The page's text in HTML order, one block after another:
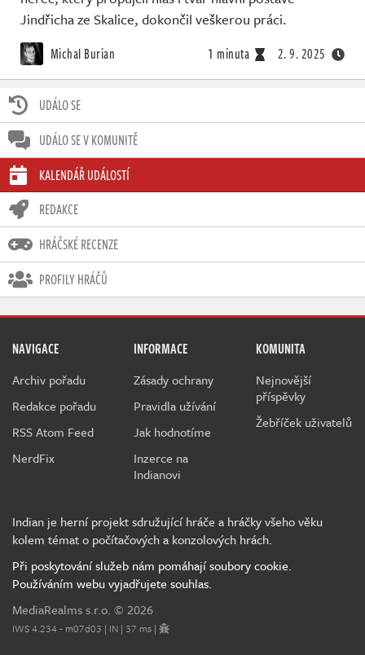
UDÁLO SE
UDÁLO SE V KOMUNITĚ
KALENDÁŘ UDÁLOSTÍ
REDAKCE
HRÁČSKÉ RECENZE
PROFILY HRÁČŮ
Jindřicha ze Skalice, dokončil veškerou práci.
Michal Burian 1 minuta 2. 9. 2025
NAVIGACE
Archiv pořadu
Redakce pořadu
RSS Atom Feed
NerdFix
INFORMACE
Zásady ochrany
Pravidla užívání
Jak hodnotíme
Inzerce na
Indianovi
KOMUNITA
Nejnovější
příspěvky
Žebříček uživatelů
Indian je herní projekt sdružující hráče a hráčky všeho věku
kolem témat o počítačových a konzolových hrách.
Při poskytování služeb nám pomáhají soubory cookie.
Používáním webu vyjadřujete souhlas.
MediaRealms s.r.o. © 2026
IWS 4.234 - m07d03 | IN | 37 ms |